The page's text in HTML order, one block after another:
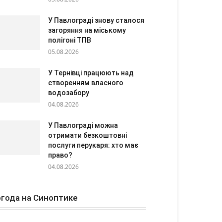
У Павлограді знову сталося
загоряння на міському
полігоні ТПВ
05.08.2026
У Тернівці працюють над
створенням власного
водозабору
04.08.2026
У Павлограді можна
отримати безкоштовні
послуги перукаря: хто має
право?
04.08.2026
на Синоптике